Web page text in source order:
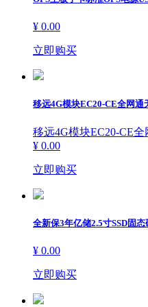
¥ 0.00
立即购买
移远4G模块EC20-CE全网
移远4G模块EC20-CE
¥ 0.00
立即购买
全新保3年亿储2.5寸SSD固
¥ 0.00
立即购买